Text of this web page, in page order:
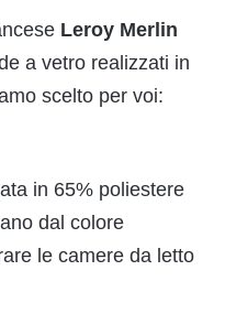
Leroy Merlin
a vetro realizzati in
scelto per voi:
in 65% poliestere
dal colore
le camere da letto